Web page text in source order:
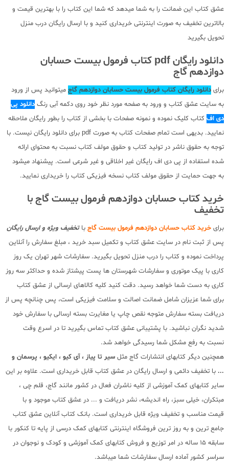
عشق کتاب این ضمانت را به شما میدهد که شما این کتاب را با بهترین قیمت و
بالاترین تخفیف به صورت اینترنتی خریداری کنید و با ارسال رایگان درب منزل
تحویل بگیرید
دانلود رایگان pdf کتاب فرمول بیست حسابان
دوازدهم گاج
برای دانلود رایگان کتاب فرمول بیست حسابان دوازدهم گاج میتوانید پس از ورود
به سایت عشق کتاب و ورود به صفحه مورد نظر خود روی دکمه آبی رنگ دانلود پی
دی اف کتاب کلیک نموده و نمونه صفحات با بخشی از کتاب را بطور رایگان ملاحظه
نمایید. بدیهی است تمام صفحات کتاب به صورت pdf برای دانلود رایگان نیست. با
توجه به حقوق ناشر در تولید کتاب و حقوق مولف کتاب نسبت به محتوای ارائه
شده استفاده از پی دی اف رایگان غیر اخلاقی و غیر شرعی است. پیشنهاد میشود
به جهت حمایت از حقوق مولف کتاب نسخه فیزیکی کتاب را خریداری نمایید.
خرید کتاب حسابان دوازدهم فرمول بیست گاج با
تخفیف
برای خرید کتاب حسابان دوازدهم فرمول بیست گاج باتخفیف ویژه و ارسال رایگان
پس از ثبت نام در سایت عشق کتاب و تکمیل سبد خرید ، مبلغ سفارش را آنلاین
پرداخت نموده و کتاب را درب منزل تحویل بگیرید. سفارشات شهر تهران یک روز
کاری با پیک موتوری و سفارشات شهرستان ها پست پیشتاز شده و حداکثر سه روز
کاری به دست شما خواهد رسید. دقت کنید کلیه کالاهای ارسالی از عشق کتاب
برای شما عزیزان شامل ضمانت اصالت و سلامت فیزیکی است، پس چنانچه پس از
دریافت بسته سفارش متوجه نقص چاپ یا مغایرت بسته ارسالی با سفارش خود
شدید نگران نباشید. با پشتیبانی عشق کتاب تماس بگیرید تا در اسرع وقت
نسبت به رفع مشکل شما رسیدگی خواهد شد.
همچنین دیگر کتابهای انتشارات گاج مثل سیر تا پیاز ، آی کیو ، ایکیو ، پرسمان و
... با تخفیف دائمی و ارسال رایگان در عشق کتاب قابل خریداری است. علاوه بر این
سایر کتابهای کمک آموزشی از کلیه ناشران فعال در کشور مانند گاج، قلم چی ،
مبتکران، خیلی سبز، راه اندیشه، نشر دریافت و ... در عشق کتاب موجود و با
قیمت مناسب و تخفیف ویژه قابل خریداری است. بانک کتاب آنلاین عشق کتاب
جامع ترین و به روز ترین فروشگاه اینترنتی کتابهای کمک درسی از پایه تا کنکور با
سابقه 15 ساله در امر توزیع و فروش کتابهای کمک آموزشی و کودک و نوجوان در
سراسر کشور آماده ارسال سفارشات شما میباشد.